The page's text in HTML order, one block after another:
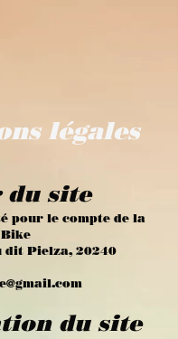
légales
site
pour le compte de la
dit Pielza, 20240
du site